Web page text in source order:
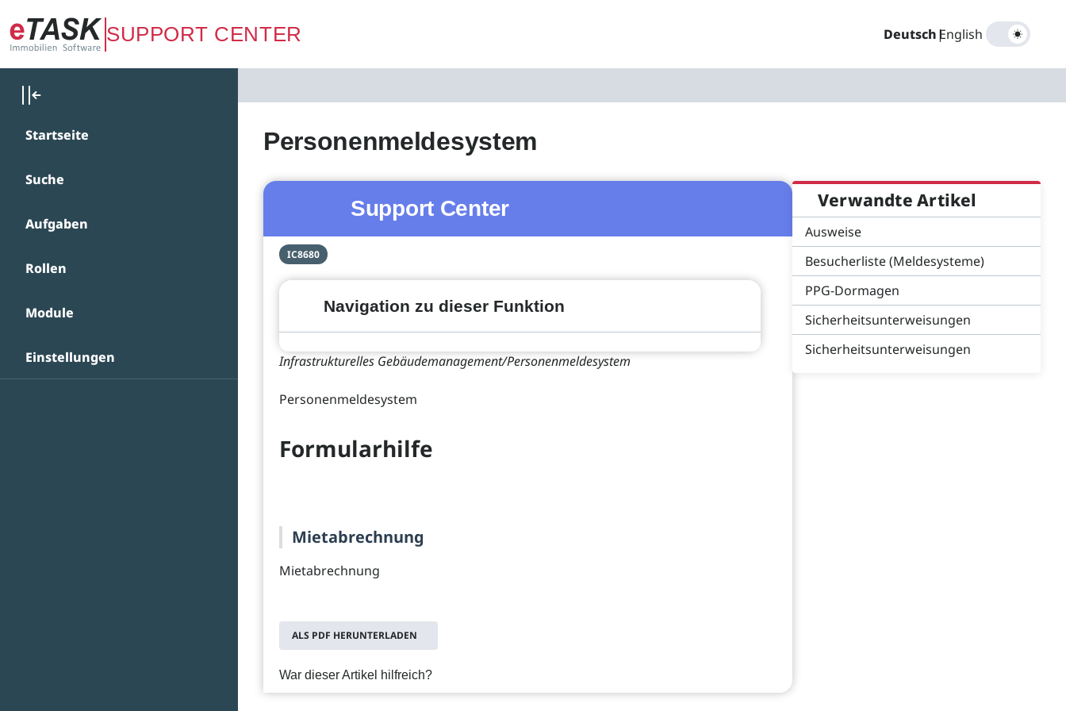
Zum Hauptinhalt springen
SUPPORT CENTER Deutsch|
English
Startseite
Suche
Aufgaben
Rollen
Module
Einstellungen
Personenmeldesystem
Support Center
IC8680
Navigation zu dieser Funktion
Infrastrukturelles Gebäudemanagement/Personenmeldesystem
Personenmeldesystem
Formularhilfe
Mietabrechnung
Mietabrechnung
ALS PDF HERUNTERLADEN
War dieser Artikel hilfreich?
Verwandte Artikel
Ausweise
Besucherliste (Meldesysteme)
PPG-Dormagen
Sicherheitsunterweisungen
Sicherheitsunterweisungen